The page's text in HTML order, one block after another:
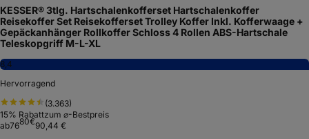
KESSER® 3tlg. Hartschalenkofferset Hartschalenkoffer
Reisekoffer Set Reisekofferset Trolley Koffer Inkl. Kofferwaage +
Gepäckanhänger Rollkoffer Schloss 4 Rollen ABS-Hartschale
Teleskopgriff M-L-XL
8,4
Hervorragend
(3.363)
15% Rabattzum ⌀-Bestpreis
ab7680€90,44 €